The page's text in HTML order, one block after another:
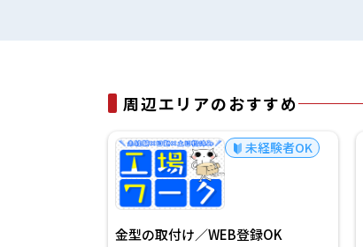
周辺エリアのおすすめ
未経験者OK
金型の取付け／WEB登録OK